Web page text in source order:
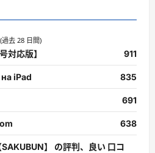
去 28 日間)
対応版】 911
iPad 835
691
638
】 の評判、良い 口コ